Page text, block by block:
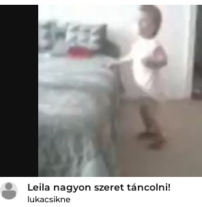
Leila nagyon szeret táncolni!
lukacsikne